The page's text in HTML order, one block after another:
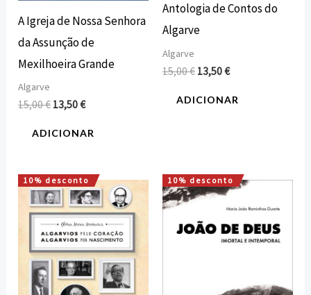
A Igreja de Nossa Senhora
da Assunção de
Mexilhoeira Grande
Algarve
15,00€ 13,50€
ADICIONAR
Antologia de Contos do
Algarve
Algarve
15,00€ 13,50€
ADICIONAR
10% desconto
O
preço
original
era:
22,00 €.
O
preço
atual
é:
19,80 €.
10% desconto
O
preço
original
era:
25,00 €.
O
atual
é:
22,50 €.